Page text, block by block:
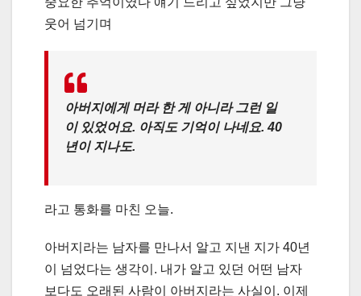
웃어 넘기며
아버지에게 머라 한 게 아니라 그런 일
이 있었어요. 아직도 기억이 나네요. 40
년이 지나도.
라고 통화를 마친 오늘.
아버지라는 남자를 만나서 알고 지낸 지가 40년
이 넘었다는 생각이. 내가 알고 있던 어떤 남자
보다도 오래된 사람이 아버지라는 사실이. 이제